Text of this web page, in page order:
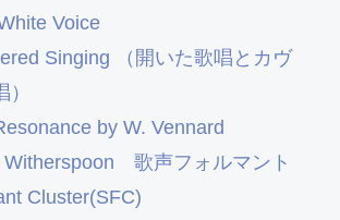
Voice
Singing （開いた歌唱とカヴ
by W. Vennard
歌声フォルマント
Cluster(SFC)